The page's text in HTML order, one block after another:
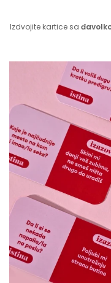
Izdvojite kartice sa